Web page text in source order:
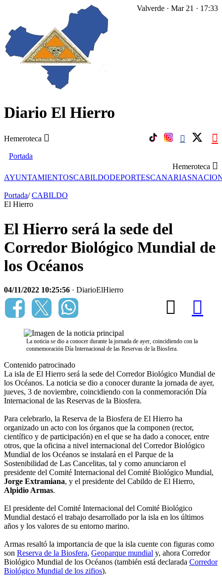
Diario El Hierro
Hemeroteca
Valverde · Mar 21 · 17:33
Portada
Hemeroteca
AYUNTAMIENTOSCABILDODEPORTESCANARIAS
Portada/ CABILDO
El Hierro
El Hierro será la sede del
Corredor Biológico Mundial de
los Océanos
04/11/2022 10:25:56 · DiarioElHierro
La noticia se dio a conocer durante la jornada de ayer, coincidiendo con la
conmemoración Día Internacional de las Reservas de la Biosfera.
Contenido patrocinado
La isla de El Hierro será la sede del Corredor Biológico Mundial de
los Océanos. La noticia se dio a conocer durante la jornada de ayer,
jueves, 3 de noviembre, coincidiendo con la conmemoración Día
Internacional de las Reservas de la Biosfera.
Para celebrarlo, la Reserva de la Biosfera de El Hierro ha
organizado un acto con los órganos que la componen (rector,
científico y de participación) en el que se ha dado a conocer, entre
otros, que la oficina a nivel internacional del Corredor Biológico
Mundial de los Océanos se instalará en el Parque de la
Sostenibilidad de Las Cancelitas, tal y como anunciaron el
presidente del Comité Internacional del Comité Biológico Mundial,
Jorge Extramiana, y el presidente del Cabildo de El Hierro,
Alpidio Armas.
El presidente del Comité Internacional del Comité Biológico
Mundial destacó el trabajo desarrollado por la isla en los últimos
años y los valores de su entorno marino.
Armas resaltó la importancia de que la isla cuente con figuras como
son Reserva de la Biosfera, Geoparque mundial y, ahora Corredor
Biológico Mundial de los Océanos (también está declarada Corredor
Biológico Mundial de los zifios).